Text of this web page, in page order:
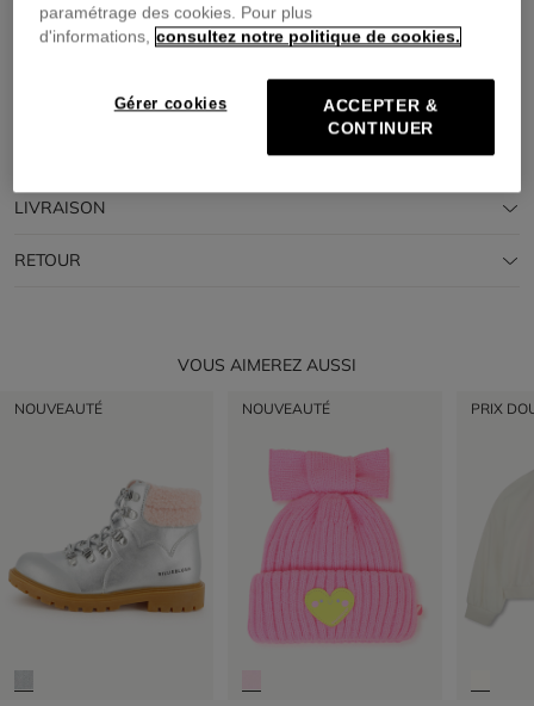
DESCRIPTION
COMPOSITION
LIVRAISON
RETOUR
VOUS AIMEREZ AUSSI
NOUVEAUTÉ NOUVEAUTÉ PRIX
paramétrage des cookies. Pour plus
d'informations, consultez notre politique de cookies.
Gérer cookies
ACCEPTER &
CONTINUER